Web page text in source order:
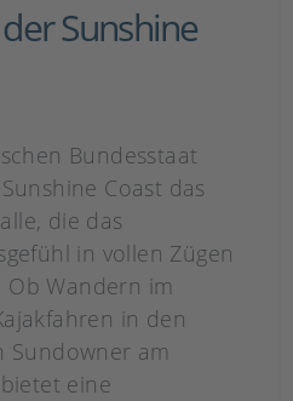
Sunshine
Bundesstaat
Coast das
die das
in vollen Zügen
Wandern im
in den
Sundowner am
eine